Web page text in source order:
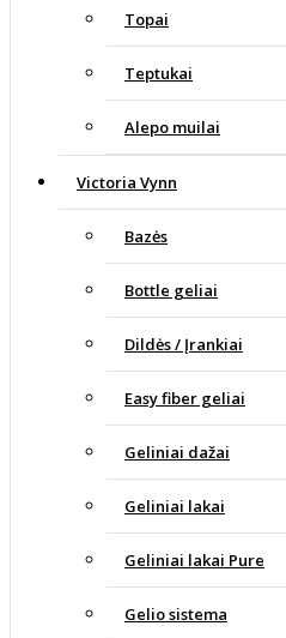
Topai
Teptukai
Alepo muilai
Victoria Vynn
Bazės
Bottle geliai
Dildės / Įrankiai
Easy fiber geliai
Geliniai dažai
Geliniai lakai
Geliniai lakai Pure
Gelio sistema